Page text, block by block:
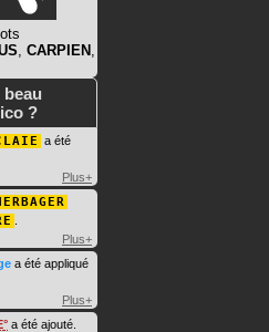
, CARPIEN ,
?
a été
Plus+
Plus+
a été appliqué
Plus+
a été ajouté.